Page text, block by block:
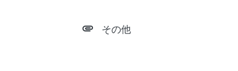
attachment その他